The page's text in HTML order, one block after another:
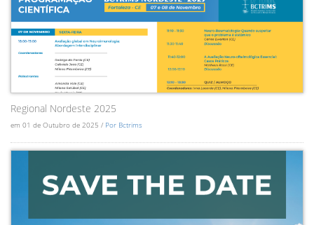
Regional Nordeste 2025
em 01 de Outubro de 2025 / Por Bctrims